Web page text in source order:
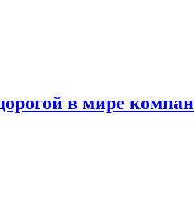
в мире